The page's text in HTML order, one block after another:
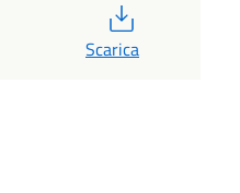
Scarica